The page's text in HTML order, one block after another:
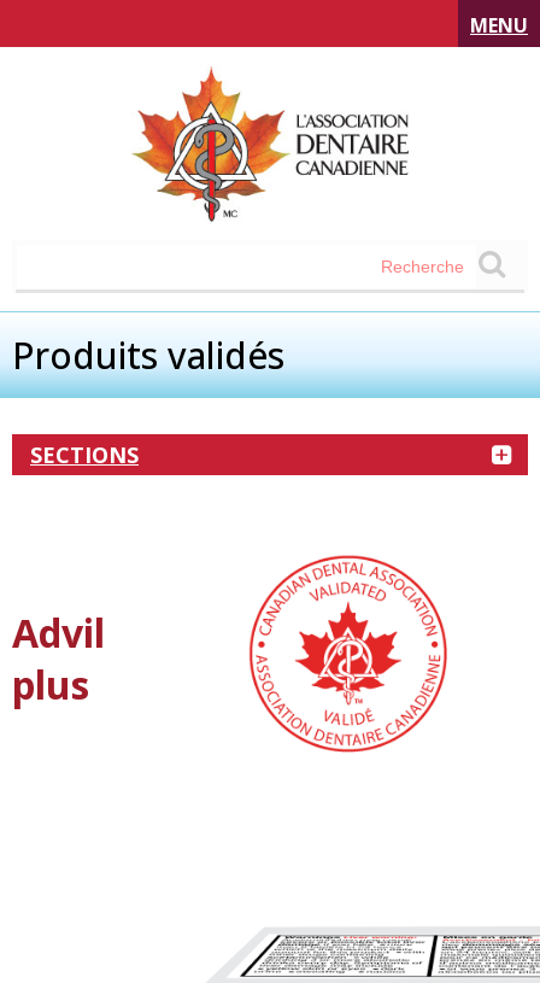
MENU
Produits validés
SECTIONS
Advil
plus